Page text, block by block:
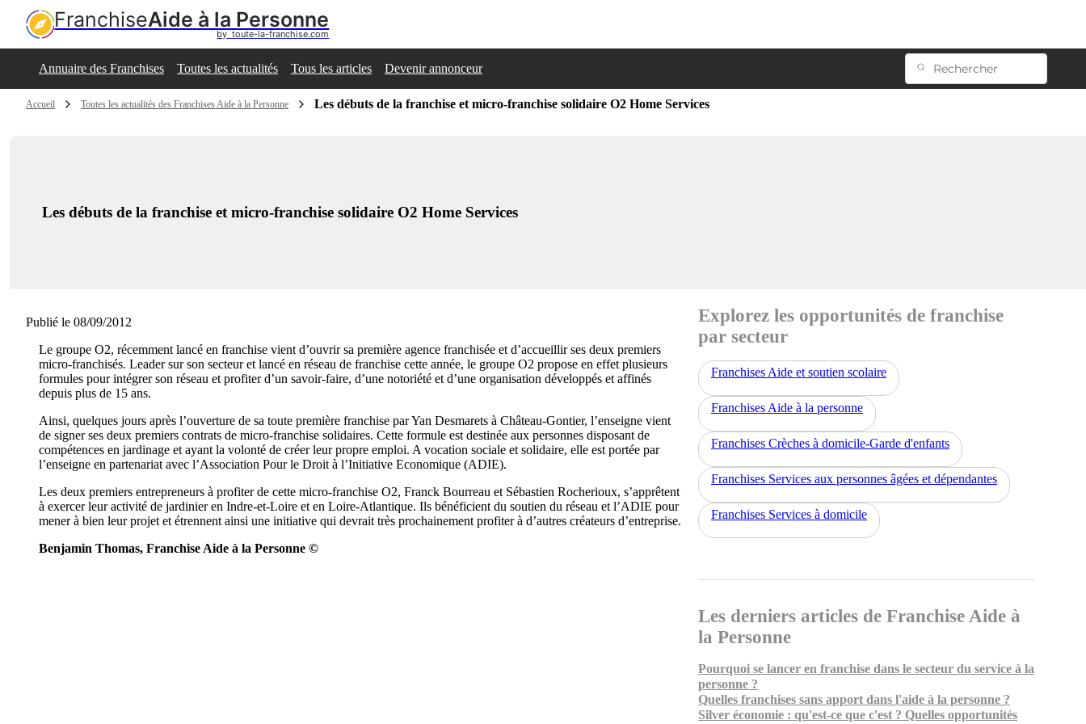
FranchiseAide à la Personne
by  toute-la-franchise.com
Annuaire des Franchises Toutes les actualités Tous les articles Devenir annonceur
Accueil Toutes les actualités des Franchises Aide à la Personne Les débuts de la franchise et micro-franchise solidaire O2 Home Services
Les débuts de la franchise et micro-franchise solidaire O2 Home Services
Publié le 08/09/2012
Le groupe O2, récemment lancé en franchise vient d’ouvrir sa première agence franchisée et d’accueillir ses deux premiers
micro-franchisés. Leader sur son secteur et lancé en réseau de franchise cette année, le groupe O2 propose en effet plusieurs
formules pour intégrer son réseau et profiter d’un savoir-faire, d’une notoriété et d’une organisation développés et affinés
depuis plus de 15 ans.
Ainsi, quelques jours après l’ouverture de sa toute première franchise par Yan Desmarets à Château-Gontier, l’enseigne vient
de signer ses deux premiers contrats de micro-franchise solidaires. Cette formule est destinée aux personnes disposant de
compétences en jardinage et ayant la volonté de créer leur propre emploi. A vocation sociale et solidaire, elle est portée par
l’enseigne en partenariat avec l’Association Pour le Droit à l’Initiative Economique (ADIE).
Les deux premiers entrepreneurs à profiter de cette micro-franchise O2, Franck Bourreau et Sébastien Rocherioux, s’apprêtent
à exercer leur activité de jardinier en Indre-et-Loire et en Loire-Atlantique. Ils bénéficient du soutien du réseau et l’ADIE pour
mener à bien leur projet et étrennent ainsi une initiative qui devrait très prochainement profiter à d’autres créateurs d’entreprise.
Benjamin Thomas, Franchise Aide à la Personne ©
Explorez les opportunités de franchise
par secteur
Franchises Aide et soutien scolaire
Franchises Aide à la personne
Franchises Crèches à domicile-Garde d'enfants
Franchises Services aux personnes âgées et dépendantes
Franchises Services à domicile
Les derniers articles de Franchise Aide à
la Personne
Pourquoi se lancer en franchise dans le secteur du service à la
personne ?
Quelles franchises sans apport dans l'aide à la personne ?
Silver économie : qu'est-ce que c'est ? Quelles opportunités